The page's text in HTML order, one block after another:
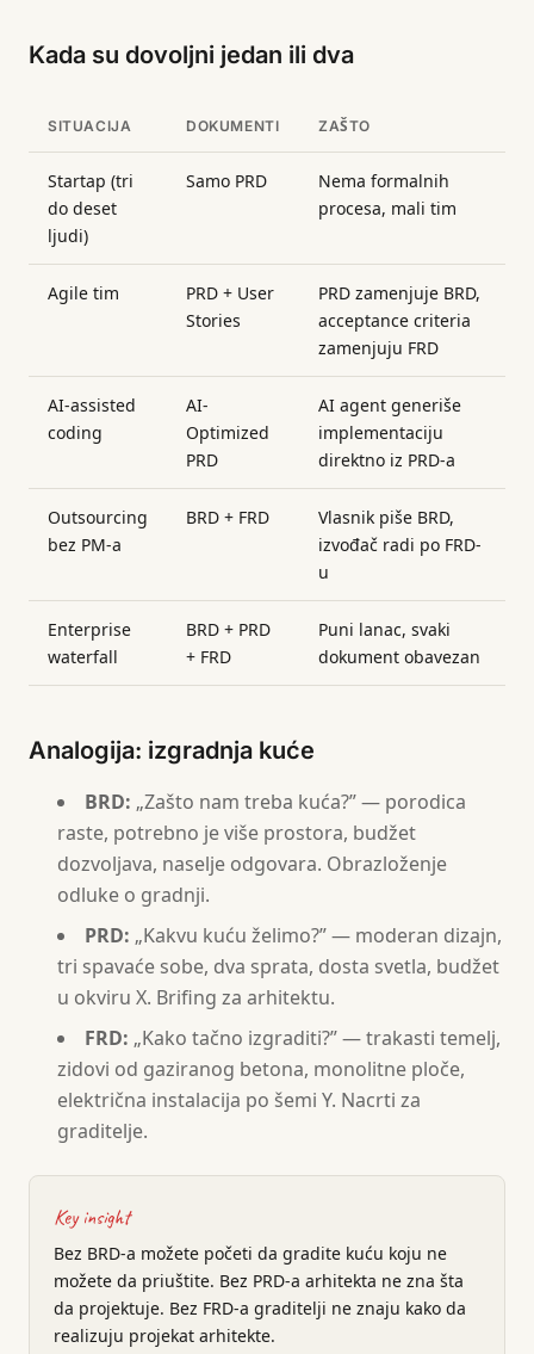
Kada su dovoljni jedan ili dva
SITUACIJA DOKUMENTI ZAŠTO
Startap (tri
do deset
ljudi)
Samo PRD
Nema formalnih
procesa, mali tim
Agile tim
PRD + User
Stories
PRD zamenjuje BRD,
acceptance criteria
zamenjuju FRD
AI-assisted
coding
AI-
Optimized
PRD
AI agent generiše
implementaciju
direktno iz PRD-a
Outsourcing
bez PM-a
BRD + FRD
Vlasnik piše BRD,
izvođač radi po FRD-
u
Enterprise
waterfall
BRD + PRD
+ FRD
Puni lanac, svaki
dokument obavezan
Analogija: izgradnja kuće
BRD: „Zašto nam treba kuća?” — porodica
raste, potrebno je više prostora, budžet
dozvoljava, naselje odgovara. Obrazloženje
odluke o gradnji.
PRD: „Kakvu kuću želimo?” — moderan dizajn,
tri spavaće sobe, dva sprata, dosta svetla, budžet
u okviru X. Brifing za arhitektu.
FRD: „Kako tačno izgraditi?” — trakasti temelj,
zidovi od gaziranog betona, monolitne ploče,
električna instalacija po šemi Y. Nacrti za
graditelje.
Key insight
Bez BRD-a možete početi da gradite kuću koju ne
možete da priuštite. Bez PRD-a arhitekta ne zna šta
da projektuje. Bez FRD-a graditelji ne znaju kako da
realizuju projekat arhitekte.